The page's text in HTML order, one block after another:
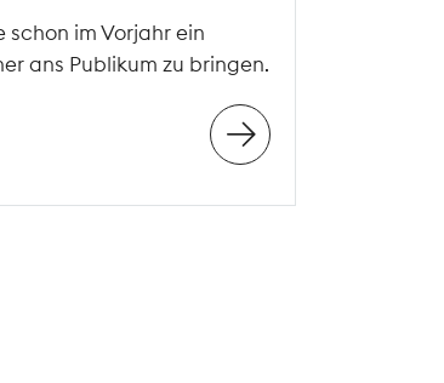
im Vorjahr ein
ans Publikum zu bringen.